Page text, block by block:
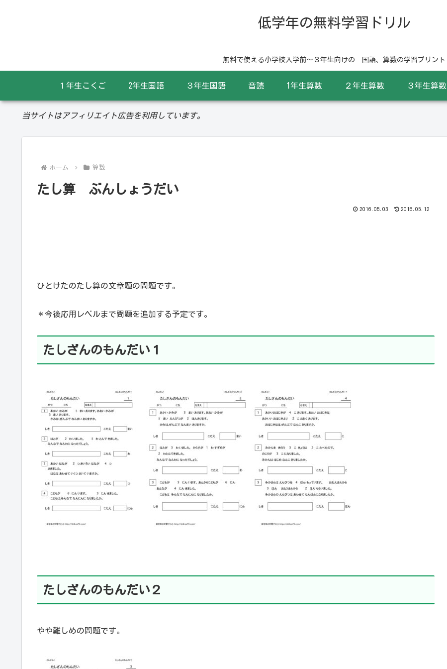
低学年の無料学習ドリル
無料で使える小学校入学前〜３年生向けの 国語、算数の学習プリント
１年生こくご 2年生国語 ３年生国語 音読 1年生算数 ２年生算数 ３年生算数
当サイトはアフィリエイト広告を利用しています。
ホーム 算数
たし算 ぶんしょうだい
2016.05.03 2016.05.12
ひとけたのたし算の文章題の問題です。
＊今後応用レベルまで問題を追加する予定です。
たしざんのもんだい１
たしざんのもんだい２
やや難しめの問題です。